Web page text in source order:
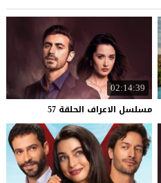
02:14:39
مسلسل الاعراف الحلقة 57